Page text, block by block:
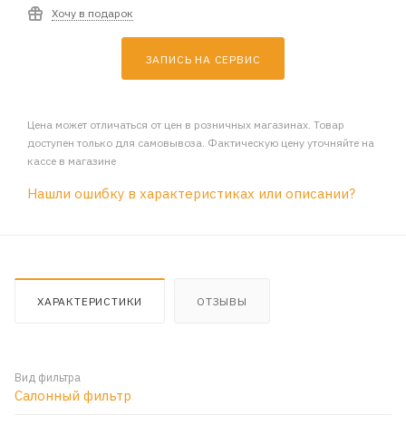
Хочу в подарок
ЗАПИСЬ НА СЕРВИС
Цена может отличаться от цен в розничных магазинах. Товар
доступен только для самовывоза. Фактическую цену уточняйте на
кассе в магазине
Нашли ошибку в характеристиках или описании?
ХАРАКТЕРИСТИКИ ОТЗЫВЫ
Вид фильтра
Салонный фильтр